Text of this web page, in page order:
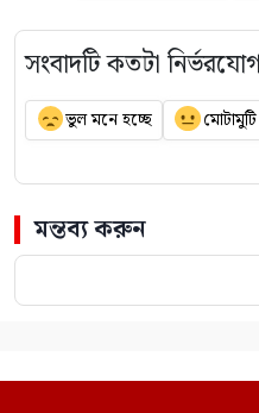
সংবাদটি কতটা
ভুল মনে হচ্ছে মোটামুটি
মন্তব্য করুন